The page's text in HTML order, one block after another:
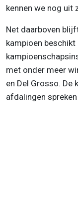
kennen we nog uit
Net daarboven
kampioen
met onder meer
en Del Grosso. De
afdalingen